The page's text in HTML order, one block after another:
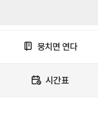
뭉치면 연다
시간표